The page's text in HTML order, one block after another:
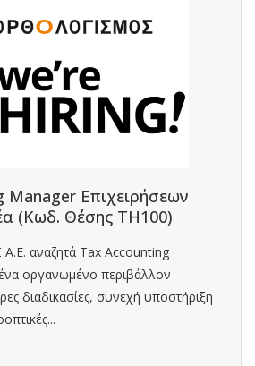
Manager Επιχειρήσεων
(Κωδ. Θέσης ΤΗ100)
αναζητά Tax Accounting
οργανωμένο περιβάλλον
διαδικασίες, συνεχή υποστήριξη